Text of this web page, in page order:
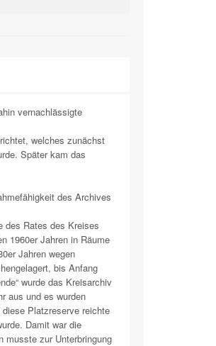
vernachlässigte
welches zunächst
Später kam das
des Archives
des Rates des Kreises
1960er Jahren in Räume
Jahren wegen
bis Anfang
wurde das Kreisarchiv
aus und es wurden
Platzreserve reichte
Damit war die
musste zur Unterbringung